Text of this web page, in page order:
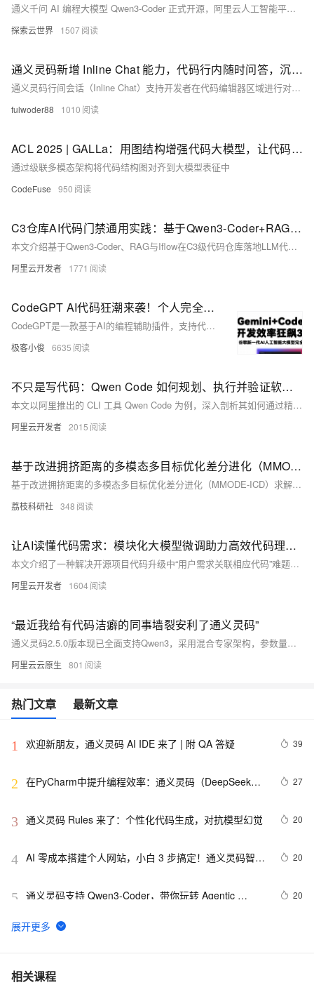
通义千问 AI 编程大模型 Qwen3-Coder 正式开源，阿里云人工智能平台 PAI 支持云上一键部署 Qwen3-Coder 模型，并可在交互式建模环境中使用 Qwen3-Coder 模型。
探索云世界 1507
通义灵码新增 Inline Chat 能力，代码行内随时问答，沉浸式编码，心流不断
通义灵码行间会话（Inline Chat）支持开发者在代码编辑器区域进行对话，开发者可以通过自然语言对话的方式进行单个文件内的代码修改或进行即时提问。
fulwoder88 1010
ACL 2025 | GALLa：用图结构增强代码大模型，让代码理解更精准！
通过级联多模态架构将代码结构图对齐到大模型表征中
CodeFuse 950
C3仓库AI代码门禁通用实践：基于Qwen3-Coder+RAG的代码评审
本文介绍基于Qwen3-Coder、RAG与Iflow在C3级代码仓库落地LLM代码评审的实践，实现AI辅助人工评审。通过CI流水线自动触发，结合私域知识库与生产代码同仓管理，已成功拦截数十次高危缺陷，显著提升评审效率与质量，具备向各类代码门禁平台复用推广的价值。（239字）
阿里云开发者 1771
CodeGPT AI代码狂潮来袭！个人完全免费使用谷歌Gemini大模型 超越DeepSeek几乎是地表最强
CodeGPT是一款基于AI的编程辅助插件，支持代码生成、优化、错误分析和单元测试，兼容多种大模型如Gemini 2.0和Qwen2.5 Coder。免费开放，适配PyCharm等IDE，助力开发者提升效率，新手友好，老手提效利器。（238字）
极客小俊 6635
不只是写代码：Qwen Code 如何规划、执行并验证软件工程任务
本文以阿里推出的 CLI 工具 Qwen Code 为例，深入剖析其如何通过精细化的 Prompt 设计（角色定义、核心规范、任务管理、工作流控制），赋予大模型自主规划、编码、测试与验证的能力。
阿里云开发者 2015
基于改进拥挤距离的多模态多目标优化差分进化（MMODE-ICD）求解无人机三维路径规划研究（Matlab代码实现）
基于改进拥挤距离的多模态多目标优化差分进化（MMODE-ICD）求解无人机三维路径规划研究（Matlab代码实现）
荔枝科研社 348
让AI读懂代码需求：模块化大模型微调助力高效代码理解与迁移
本文介绍了一种解决开源项目代码升级中“用户需求关联相应代码”难题的创新方法。面对传统Code RAG和Code Agent在召回率、准确率和稳定性上的不足，以及领域“黑话”和代码风格差异带来的挑战，作者团队提出并实践了一套以大模型微调（SFT）为核心的解决方案。
阿里云开发者 1604
“最近我给有代码洁癖的同事墙裂安利了通义灵码”
通义灵码2.5.0版本现已全面支持Qwen3，采用混合专家架构，参数量仅为DeepSeek-R1的1/3，是国内首个“混合推理模型”。它在性能评测中超越了DeepSeek-R1、OpenAI-o1等国际主流模型，并全面支持MCP能力，集成国内最大MCP中文社区。作为程序员体验后发现，通义灵码可通过简单指令生成完整项目代码，包括前后端、接口调用等，大幅降低开发门槛。文中通过两个Demo展示了其强大功能：一是聚合多平台热榜数据并推送微信通知；二是基于高德和12306 MCP生成旅游攻略HTML页面。整个过程无需手动编写代码，推荐开发者尝试。
阿里云云原生 801
热门文章 最新文章
1 欢迎新朋友，通义灵码 AI IDE 来了 | 附 QA 答疑 39
2 在PyCharm中提升编程效率：通义灵码（DeepSeek）
27
3 通义灵码 Rules 来了：个性化代码生成，对抗模型幻觉 20
4 AI 零成本搭建个人网站，小白 3 步搞定！通义灵码智能
20
5 通义灵码支持 Qwen3-Coder，带你玩转 Agentic
20
6 通义灵码新增Inline Chat能力，代码问题即时提问
7 蔚来汽车携手通义灵码入选 2025 世界人工智能大会标
相关课程